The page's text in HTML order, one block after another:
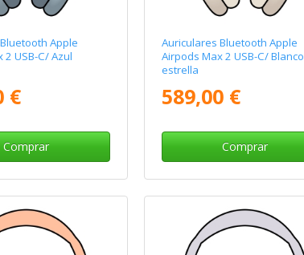
Apple
2 USB-C/ Azul
€
Comprar
Auriculares Bluetooth Apple
Airpods Max 2 USB-C/ Blanco
estrella
589,00 €
Comprar